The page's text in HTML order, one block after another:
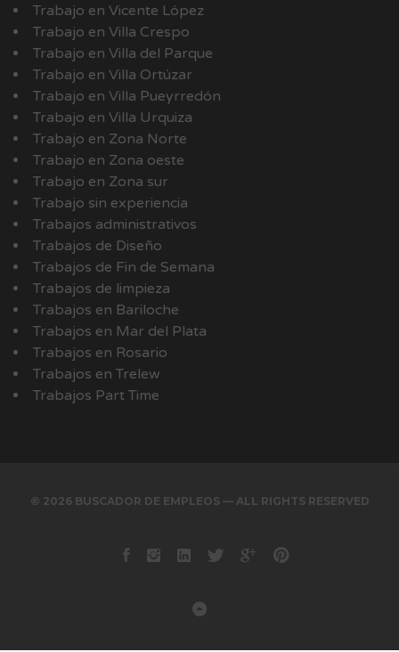
Trabajo en Vicente López
Trabajo en Villa Crespo
Trabajo en Villa del Parque
Trabajo en Villa Ortúzar
Trabajo en Villa Pueyrredón
Trabajo en Villa Urquiza
Trabajo en Zona Norte
Trabajo en Zona oeste
Trabajo en Zona sur
Trabajo sin experiencia
Trabajos administrativos
Trabajos de Diseño
Trabajos de Fin de Semana
Trabajos de limpieza
Trabajos en Bariloche
Trabajos en Mar del Plata
Trabajos en Rosario
Trabajos en Trelew
Trabajos Part Time
© 2026 BUSCADOR DE EMPLEOS — ALL RIGHTS RESERVED
Facebook
instagram
LinkedinTwitterGoogle+